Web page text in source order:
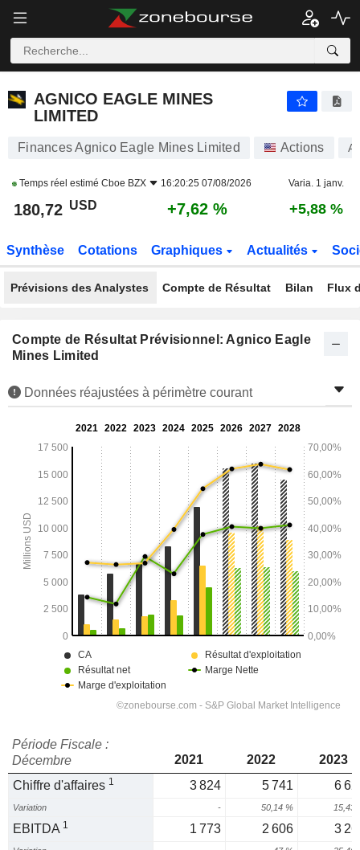
AGNICO EAGLE MINES
LIMITED
Finances Agnico Eagle Mines Limited Actions
Temps réel estimé Cboe BZX 16:20:25 07/08/2026 Varia. 1 janv.
180,72 USD +7,62 % +5,88 %
Synthèse Cotations Graphiques Actualités
Prévisions des Analystes Compte de Résultat Bilan Flux
Compte de Résultat Prévisionnel: Agnico Eagle
Mines Limited
Données réajustées à périmètre courant
Période Fiscale :
Décembre
2021 2022
2023
Chiffre d'affaires 1 3 824 5 741 6
Variation - 50,14 % 15,43
EBITDA 1 1 773 2 606 3